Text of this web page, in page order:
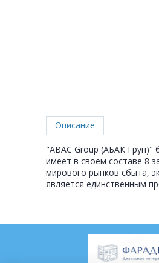
Описание
"ABAC Group (АБАК Груп)"
имеет в своем составе 8
мирового рынков сбыта,
является единственным